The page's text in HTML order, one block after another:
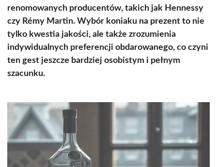
renomowanych producentów, takich jak Hennessy
czy Rémy Martin. Wybór koniaku na prezent to nie
tylko kwestia jakości, ale także zrozumienia
indywidualnych preferencji obdarowanego, co czyni
ten gest jeszcze bardziej osobistym i pełnym
szacunku.